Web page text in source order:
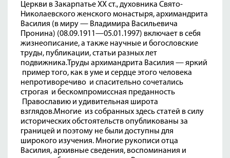
Церкви в Закарпатье XX ст., духовника Свято-
Николаевского женского монастыря, архимандрита
Василия (в миру — Владимира Васильевича
Пронина) (08.09.1911—05.01.1997) включает в себя
жизнеописание, а также научные и богословские
труды, публикации, статьи разных лет
подвижника.Труды архимандрита Василия — яркий
пример того, как в уме и сердце этого человека
непротиворечиво и спасительно сочетались
строгая и бескомпромиссная преданность
Православию и удивительная широта
взглядов.Многие из собранных здесь статей в силу
исторических обстоятельств опубликованы за
границей и поэтому не были доступны для
широкого изучения. Многие рукописи отца
Василия, архивные сведения, воспоминания и